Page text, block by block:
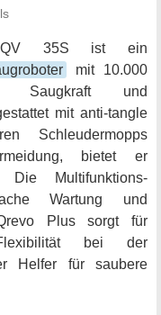
QV 35S ist ein
mit 10.000
Saugkraft und
mit anti-tangle
Schleudermopps
bietet er
Die Multifunktions-
Wartung und
Plus sorgt für
bei der
Helfer für saubere